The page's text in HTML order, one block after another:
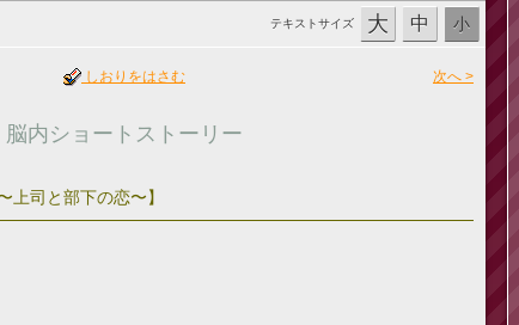
小
中
大
テキストサイズ
しおりをはさむ 次へ >
脳内ショートストーリー
上司と部下の恋〜】